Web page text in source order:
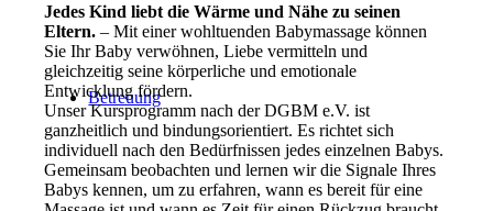
Betreuung
Jedes Kind liebt die Wärme und Nähe zu seinen
Eltern. – Mit einer wohltuenden Babymassage können
Sie Ihr Baby verwöhnen, Liebe vermitteln und
gleichzeitig seine körperliche und emotionale
Entwicklung fördern.
Unser Kursprogramm nach der DGBM e.V. ist
ganzheitlich und bindungsorientiert. Es richtet sich
individuell nach den Bedürfnissen jedes einzelnen Babys.
Gemeinsam beobachten und lernen wir die Signale Ihres
Babys kennen, um zu erfahren, wann es bereit für eine